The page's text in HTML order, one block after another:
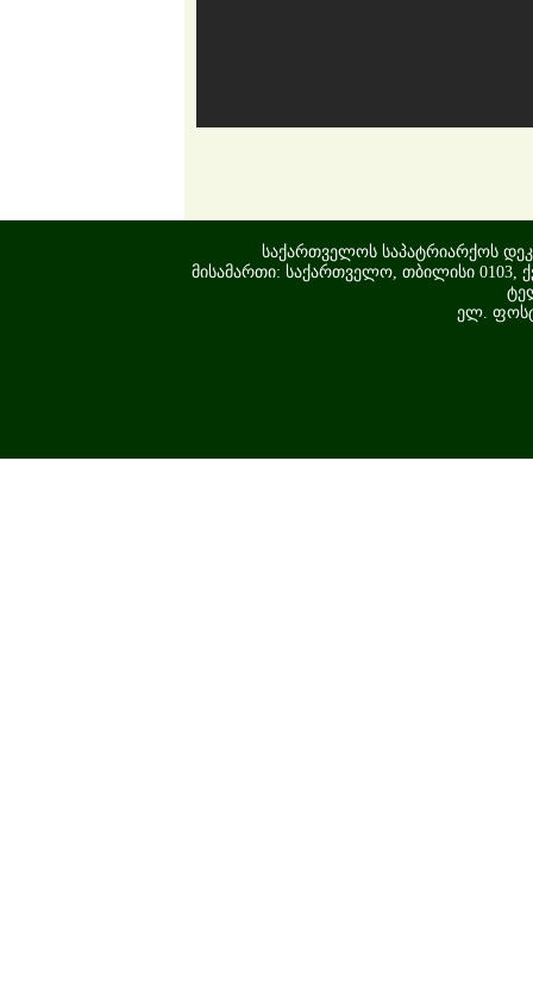
საქართველოს საპატრიარქოს
მისამართი: საქართველო, თბილისი 0103,
ელ.